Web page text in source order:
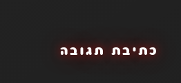
כתיבת תגובה